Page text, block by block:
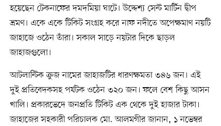
হয়েছেন টেকনাফের দমদমিয়া ঘাটে। উদ্দেশ্য সেন্ট মার্টিন দ্বীপ
ভ্রমণ। একে একে টিকিট সংগ্রহ করে নাফ নদীতে অপেক্ষমাণ নয়টি
জাহাজে ওঠেন তাঁরা। সকাল সাড়ে নয়টার দিকে ছাড়ল
জাহাজগুলো।
আটলান্টিক ক্রুজ নামের জাহাজটির ধারণক্ষমতা ৩৪৬ জন। এই
দুই প্রতিবেদকসহ পর্যটক ওঠেন ৩২০ জন। ফলে বেশ কিছু আসন
খালি। প্রকারভেদে জনপ্রতি টিকিট এক থেকে দুই হাজার টাকা।
জাহাজের সহকারী পরিচালক মো. আলমগীর জানান, ১ নভেম্বর